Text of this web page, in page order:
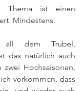
Thema ist einen
Mindestens.
dem Trubel,
das natürlich auch
Hochsaisonen,
vorkommen, dass